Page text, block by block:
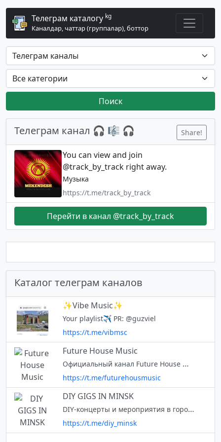
Телеграм каталогу kg
Каналдар, чаттар (группалар), боттор
Поиск
Телеграм канал 🎧 🎼 🎧 Share!
You can view and join
@track_by_track right away.
Музыка
https://t.me/track_by_track
Перейти в канал @track_by_track
Каталог телеграм каналов
✨Vibe Music✨
Your playlist✈️ PR: @guzviel
https://t.me/vibmsc
Future House Music
Официальный канал Future House Music в Telegram 🎧❤️ VK: https://goo.gl/hc4RkC YouTube: https://goo.gl/B6mMNC Facebook: https://goo.gl/qKSN73 Instagram: https://goo.gl/xGQFra Spotify: https://goo.gl/8HFfv4
https://t.me/futurehousmusic
DIY GIGS IN MINSK
DIY-концерты и мероприятия в городе Минск. До лучших времён с закрытым чатиком. Вход через счастливчиков, которые уже там.
https://t.me/diy_minsk